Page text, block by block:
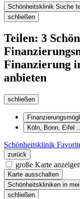
Schönheitsklinik Suche
schließen
Teilen: 3
Finanzierung
anbieten
schließen
Köln, Bonn, Eifel ...
Schönheitsklinik
zurück
große Karte anzeigen
Karte ausschalten
Schönheitskliniken in
schließen